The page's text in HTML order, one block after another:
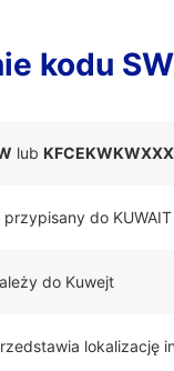
kodu
lub KFCEKWKWXXX
do KUWAIT
do Kuwejt
lokalizację